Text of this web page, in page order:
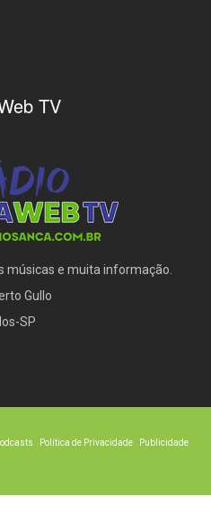
TV
músicas e muita informação.
Gullo
SP
Política de Privacidade Publicidade